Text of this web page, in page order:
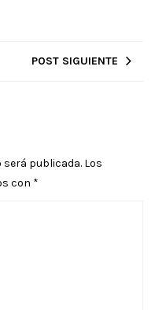
POST SIGUIENTE
será publicada. Los
con *